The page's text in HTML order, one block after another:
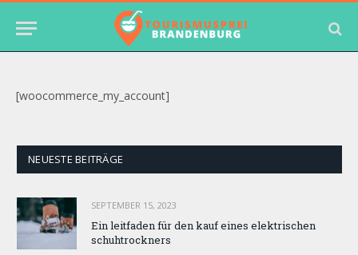
[woocommerce_my_account]
NEUESTE BEITRÄGE
SEPTEMBER 15, 2023
Ein leitfaden für den kauf eines elektrischen
schuhtrockners